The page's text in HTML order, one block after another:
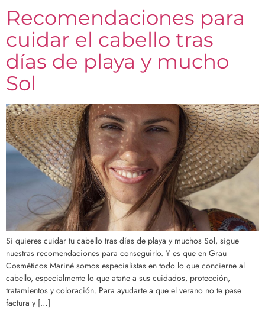
Recomendaciones para
cuidar el cabello tras
días de playa y mucho
Sol
Si quieres cuidar tu cabello tras días de playa y muchos Sol, sigue
nuestras recomendaciones para conseguirlo. Y es que en Grau
Cosméticos Mariné somos especialistas en todo lo que concierne al
cabello, especialmente lo que atañe a sus cuidados, protección,
tratamientos y coloración. Para ayudarte a que el verano no te pase
factura y […]